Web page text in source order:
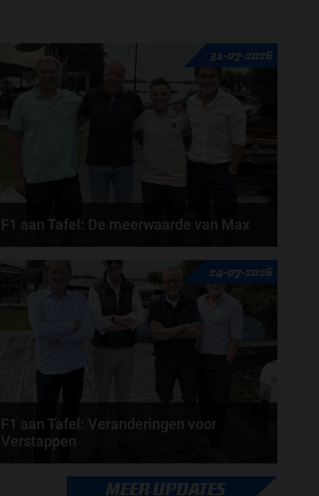
31-07-2026
F1 aan Tafel: De meerwaarde van Max
Geen enkele sensor kan wat Max Verstappen voelt,
Formule 1-CEO Stefano Domenicali zorgt voor...
de redactie van Grand Prix Radio
24-07-2026
F1 aan Tafel: Veranderingen voor
Verstappen
Veranderingen aanstaande voor Max Verstappen en
MEER UPDATES